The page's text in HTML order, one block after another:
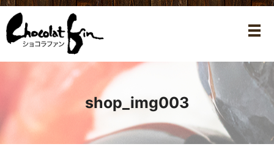
メ
shop_img003